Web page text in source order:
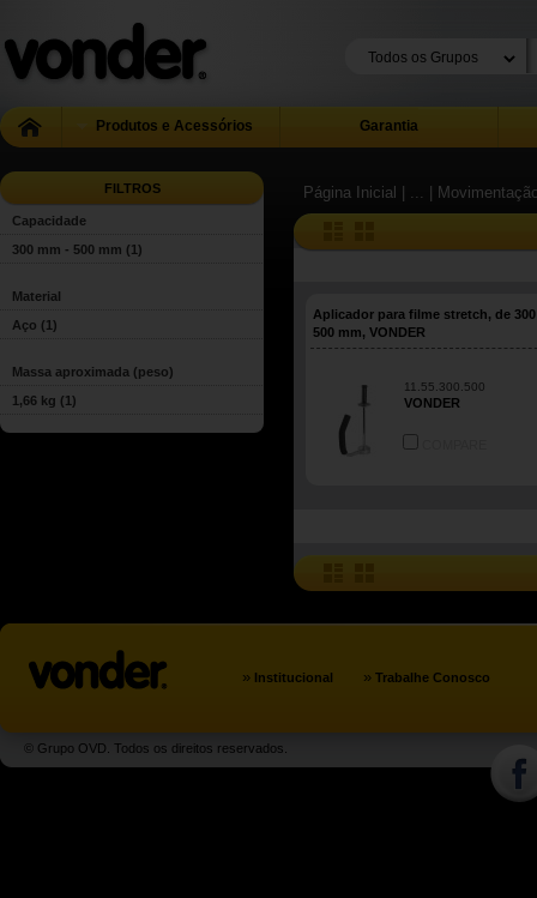
Produtos e Acessórios Garantia
FILTROS
Capacidade
300 mm - 500 mm (1)
Material
Aço (1)
Massa aproximada (peso)
1,66 kg (1)
Página Inicial | ... |
Aplicador para filme stretch, de
500 mm, VONDER
11.55.300.500
VONDER
» Institucional » Trabalhe Conosco
© Grupo OVD. Todos os direitos reservados.